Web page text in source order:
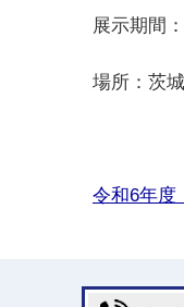
展示期間
場所：茨
令和6年度